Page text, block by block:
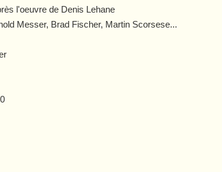
l'oeuvre de Denis Lehane
Messer, Brad Fischer, Martin Scorsese...